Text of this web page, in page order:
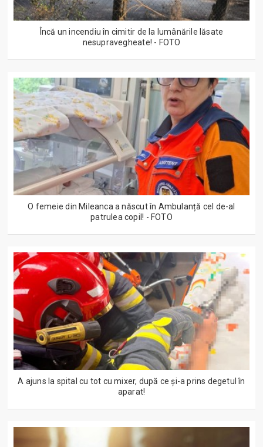
Încă un incendiu în cimitir de la lumânările lăsate
nesupravegheate! - FOTO
O femeie din Mileanca a născut în Ambulanță cel de-al
patrulea copil! - FOTO
A ajuns la spital cu tot cu mixer, după ce și-a prins degetul în
aparat!